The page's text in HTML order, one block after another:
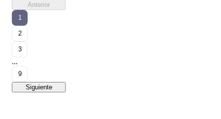
Anterior
1
2
3
...
9
Siguiente